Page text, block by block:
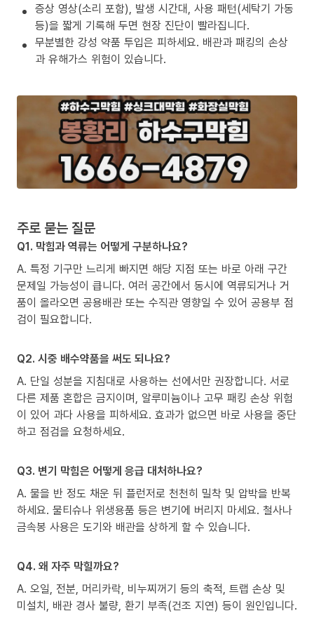
증상 영상(소리 포함), 발생 시간대, 사용 패턴(세탁기 가동
등)을 짧게 기록해 두면 현장 진단이 빨라집니다.
무분별한 강성 약품 투입은 피하세요. 배관과 패킹의 손상
과 유해가스 위험이 있습니다.
주로 묻는 질문
Q1. 막힘과 역류는 어떻게 구분하나요?
A. 특정 기구만 느리게 빠지면 해당 지점 또는 바로 아래 구간
문제일 가능성이 큽니다. 여러 공간에서 동시에 역류되거나 거
품이 올라오면 공용배관 또는 수직관 영향일 수 있어 공용부 점
검이 필요합니다.
Q2. 시중 배수약품을 써도 되나요?
A. 단일 성분을 지침대로 사용하는 선에서만 권장합니다. 서로
다른 제품 혼합은 금지이며, 알루미늄이나 고무 패킹 손상 위험
이 있어 과다 사용을 피하세요. 효과가 없으면 바로 사용을 중단
하고 점검을 요청하세요.
Q3. 변기 막힘은 어떻게 응급 대처하나요?
A. 물을 반 정도 채운 뒤 플런저로 천천히 밀착 및 압박을 반복
하세요. 물티슈나 위생용품 등은 변기에 버리지 마세요. 철사나
금속봉 사용은 도기와 배관을 상하게 할 수 있습니다.
Q4. 왜 자주 막힐까요?
A. 오일, 전분, 머리카락, 비누찌꺼기 등의 축적, 트랩 손상 및
미설치, 배관 경사 불량, 환기 부족(건조 지연) 등이 원인입니다.